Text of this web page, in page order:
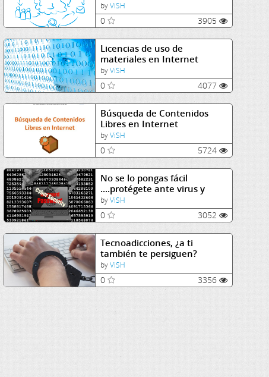
byViSH
0 3905
Licencias de uso de
materiales en Internet
byViSH
0 4077
Búsqueda de Contenidos
Libres en Internet
byViSH
0 5724
No se lo pongas fácil
....protégete ante virus y
fraudes.
byViSH
0 3052
Tecnoadicciones, ¿a ti
también te persiguen?
byViSH
0 3356